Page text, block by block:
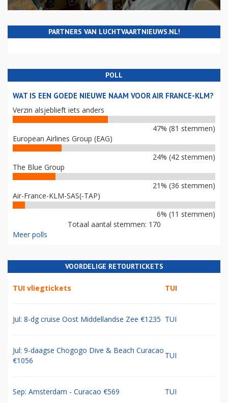
PARTNERS VAN LUCHTVAARTNIEUWS.NL!
POLL
WAT IS EEN GOEDE NIEUWE NAAM VOOR AIR FRANCE-KLM?
Verzin alsjeblieft iets anders
47% (81 stemmen)
European Airlines Group (EAG)
24% (42 stemmen)
The Blue Group
21% (36 stemmen)
Air-France-KLM-SAS(-TAP)
6% (11 stemmen)
Totaal aantal stemmen: 170
Meer polls
VOORDELIGE RETOURTICKETS
TUI vliegtickets TUI
Jul: 8-dg cruise Oost Middellandse Zee €1235 TUI
Jul: 9-daagse Chogogo Dive & Beach Curacao
€1056
TUI
Sep: Amsterdam - Curacao €569 TUI